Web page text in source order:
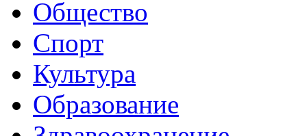
Общество
Спорт
Культура
Образование